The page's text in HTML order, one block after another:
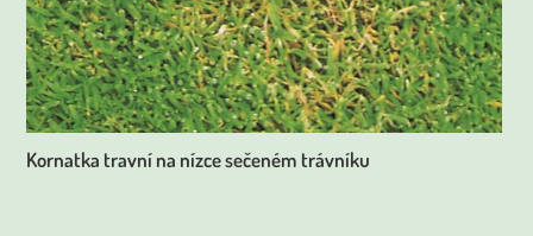
Kornatka travní na nízce sečeném trávníku